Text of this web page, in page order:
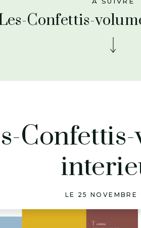
Confettis-
LE 25 NOVEMBRE